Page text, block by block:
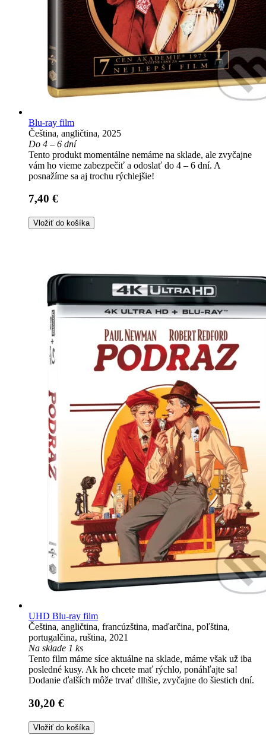
Blu-ray film
Čeština, angličtina, 2025
Do 4 – 6 dní
Tento produkt momentálne nemáme na sklade, ale zvyčajne
vám ho vieme zabezpečiť a odoslať do 4 – 6 dní. A
posnažíme sa aj trochu rýchlejšie!
7,40 €
Vložiť do košíka
UHD Blu-ray film
Čeština, angličtina, francúzština, maďarčina, poľština,
portugalčina, ruština, 2021
Na sklade 1 ks
Tento film máme síce aktuálne na sklade, máme však už iba
posledné kusy. Ak ho chcete mať rýchlo, ponáhľajte sa!
Dodanie ďalších môže trvať dlhšie, zvyčajne do šiestich dní.
30,20 €
Vložiť do košíka